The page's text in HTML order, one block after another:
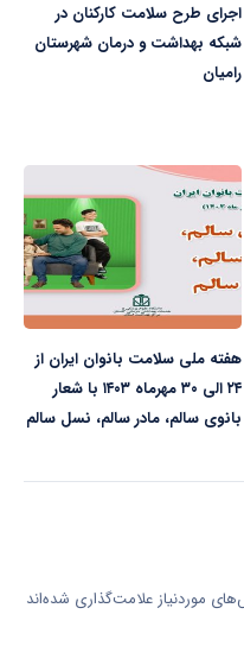
اجرای طرح سلامت کارکنان در
شبکه بهداشت و درمان شهرستان
رامیان
هفته ملی سلامت بانوان ایران از
۲۴ الی ۳۰ مهرماه ۱۴۰۳ با شعار
بانوی سالم، مادر سالم، نسل سالم
موردنیاز علامت‌گذاری شده‌اند